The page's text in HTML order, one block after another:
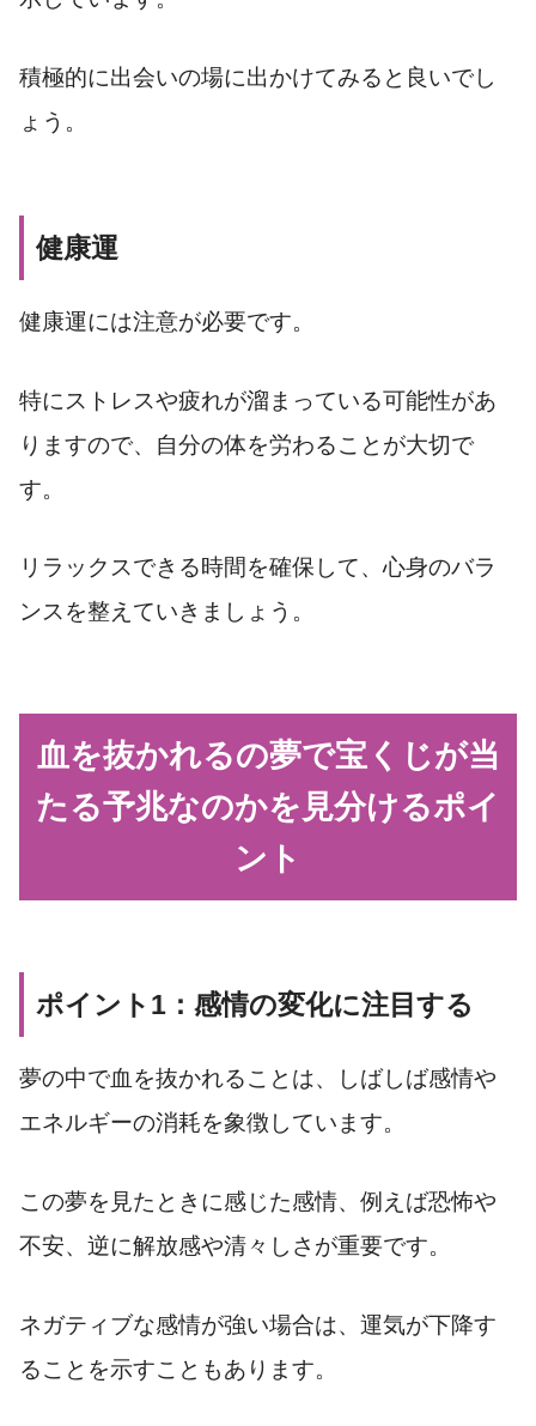
積極的に出会いの場に出かけてみると良いでし
ょう。
健康運
健康運には注意が必要です。
特にストレスや疲れが溜まっている可能性があ
りますので、自分の体を労わることが大切で
す。
リラックスできる時間を確保して、心身のバラ
ンスを整えていきましょう。
血を抜かれるの夢で宝くじが当
たる予兆なのかを見分けるポイ
ント
ポイント1：感情の変化に注目する
夢の中で血を抜かれることは、しばしば感情や
エネルギーの消耗を象徴しています。
この夢を見たときに感じた感情、例えば恐怖や
不安、逆に解放感や清々しさが重要です。
ネガティブな感情が強い場合は、運気が下降す
ることを示すこともあります。